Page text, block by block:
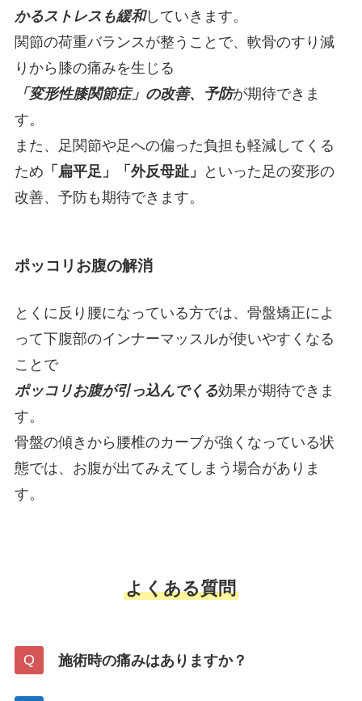
かるストレスも緩和していきます。
関節の荷重バランスが整うことで、軟骨のすり減
りから膝の痛みを生じる
「変形性膝関節症」の改善、予防が期待できま
す。
また、足関節や足への偏った負担も軽減してくる
ため 「扁平足」「外反母趾」
といった足の変形の
改善、予防も期待できます。
ポッコリお腹の解消
とくに反り腰になっている方では、骨盤矯正によ
って下腹部のインナーマッスルが使いやすくなる
ことで
ポッコリお腹が引っ込んでくる効果が期待できま
す。
骨盤の傾きから腰椎のカーブが強くなっている状
態では、お腹が出てみえてしまう場合がありま
す。
よくある質問
施術時の痛みはありますか？